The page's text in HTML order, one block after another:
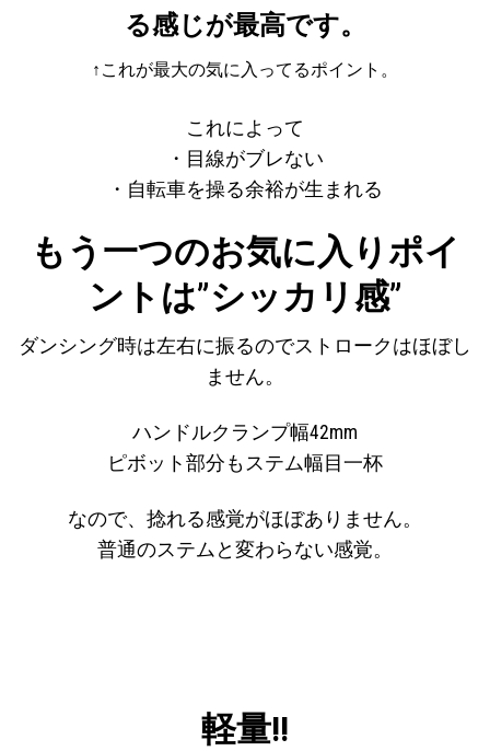
る感じが最高です。
↑これが最大の気に入ってるポイント。
これによって
・目線がブレない
・自転車を操る余裕が生まれる
もう一つのお気に入りポイ
ントは”シッカリ感”
ダンシング時は左右に振るのでストロークはほぼし
ません。
ハンドルクランプ幅42mm
ピボット部分もステム幅目一杯
なので、捻れる感覚がほぼありません。
普通のステムと変わらない感覚。
軽量!!